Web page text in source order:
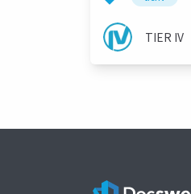
TIER IV